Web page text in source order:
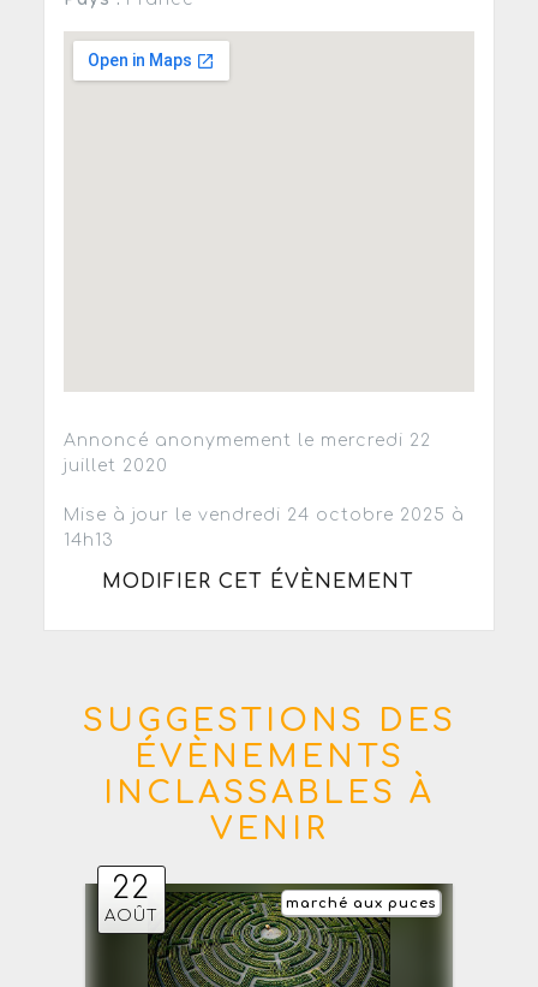
Annoncé anonymement le mercredi 22
juillet 2020
Mise à jour le vendredi 24 octobre 2025 à
14h13
MODIFIER CET ÉVÈNEMENT
SUGGESTIONS DES
ÉVÈNEMENTS
INCLASSABLES À
VENIR
22
AOÛT
marché aux puces